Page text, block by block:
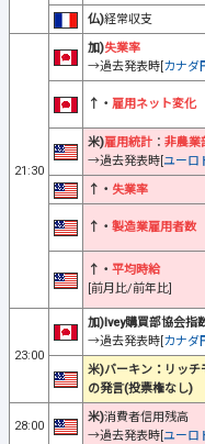
仏)経常収支
21:30
加)失業率
→過去発表時[カナダ
↑・ 雇用ネット変化
米)雇用統計 ： 非農業
→過去発表時[ユーロ
↑・ 失業率
↑・ 製造業雇用者数
↑・ 平均時給
[前月比/前年比]
23:00
加)Ivey購買部協会指
→過去発表時[カナダ
米)バーキン：リッチ
の発言(投票権なし)
28:00
米)消費者信用残高
→過去発表時[ユーロ